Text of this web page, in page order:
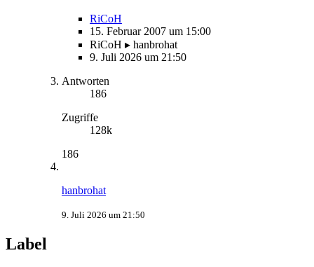
RiCoH
15. Februar 2007 um 15:00
RiCoH ▸ hanbrohat
9. Juli 2026 um 21:50
Antworten
186
Zugriffe
128k
186
hanbrohat
9. Juli 2026 um 21:50
Label